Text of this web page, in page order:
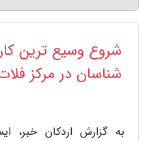
شروع وسیع ترین
شناسان در مرکز
به گزارش اردکان خبر،